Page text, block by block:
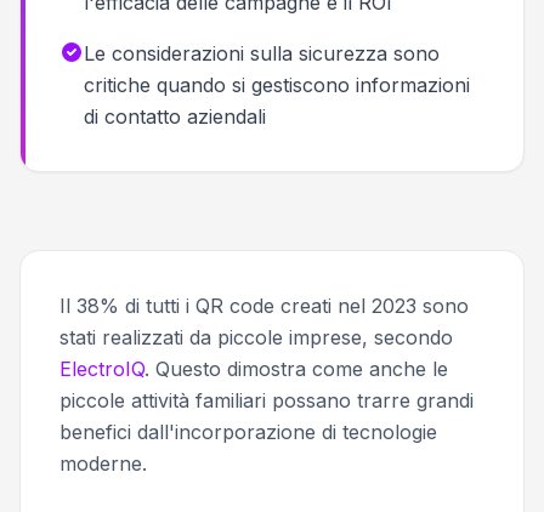
Le considerazioni sulla sicurezza sono
critiche quando si gestiscono informazioni
di contatto aziendali
Il 38% di tutti i QR code creati nel 2023 sono
stati realizzati da piccole imprese, secondo
ElectroIQ. Questo dimostra come anche le
piccole attività familiari possano trarre grandi
benefici dall'incorporazione di tecnologie
moderne.